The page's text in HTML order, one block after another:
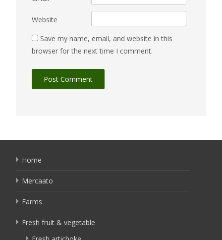
Website
Save my name, email, and website in this
browser for the next time I comment.
Home
Mercaato
Farms
Fresh fruit & vegetable